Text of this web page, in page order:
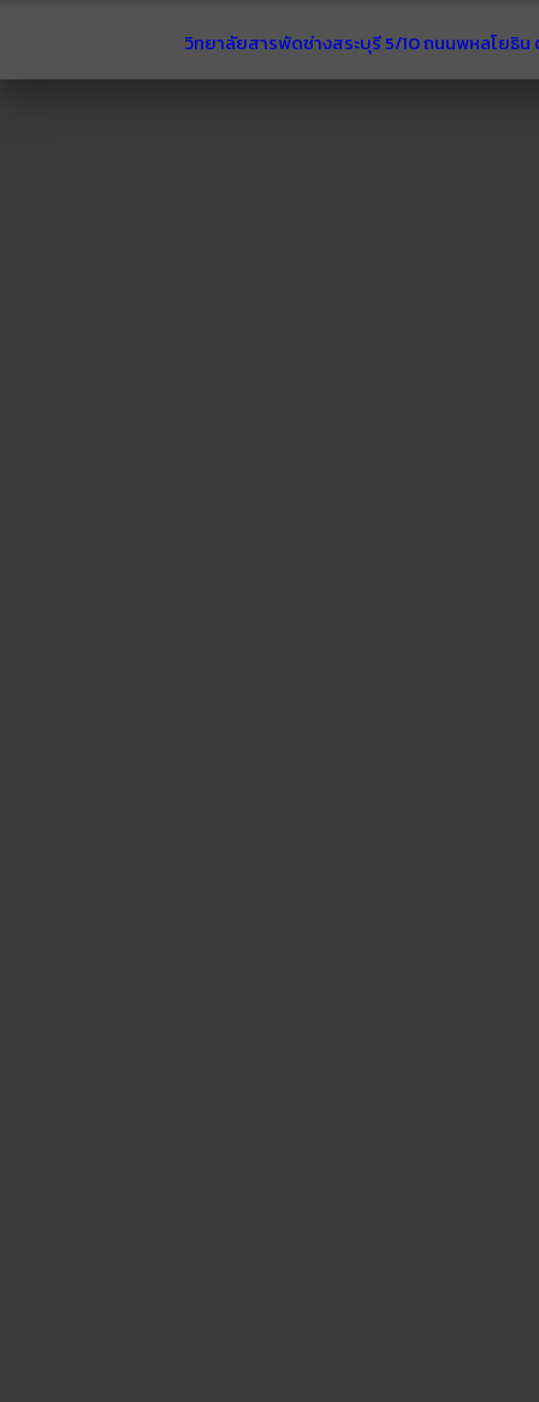
วิทยาลัยสารพัดช่างสระบุรี 5/10 ถนนพหลโยธิ